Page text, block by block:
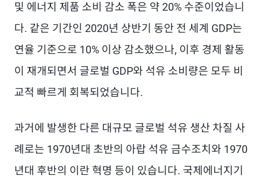
및 에너지 제품 소비 감소 폭은 약 20% 수준이었습니
다. 같은 기간인 2020년 상반기 동안 전 세계 GDP는
연율 기준으로 10% 이상 감소했으나, 이후 경제 활동
이 재개되면서 글로벌 GDP와 석유 소비량은 모두 비
교적 빠르게 회복되었습니다.
과거에 발생한 다른 대규모 글로벌 석유 생산 차질 사
례로는 1970년대 초반의 아랍 석유 금수조치와 1970
년대 후반의 이란 혁명 등이 있습니다. 국제에너지기